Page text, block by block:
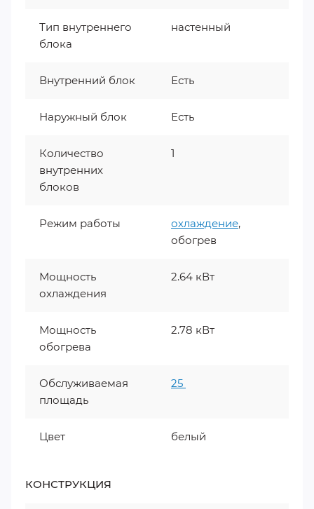
Тип внутреннего
блока
настенный
Внутренний блок Есть
Наружный блок Есть
Количество
внутренних
блоков
1
Режим работы охлаждение,
обогрев
Мощность
охлаждения
2.64 кВт
Мощность
обогрева
2.78 кВт
Обслуживаемая
площадь
25
Цвет белый
КОНСТРУКЦИЯ